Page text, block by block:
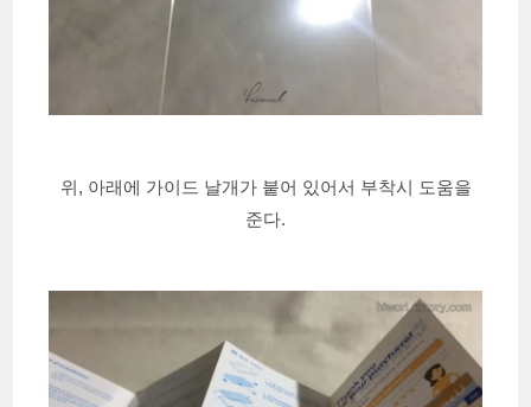
위, 아래에 가이드 날개가 붙어 있어서 부착시 도움을
준다.